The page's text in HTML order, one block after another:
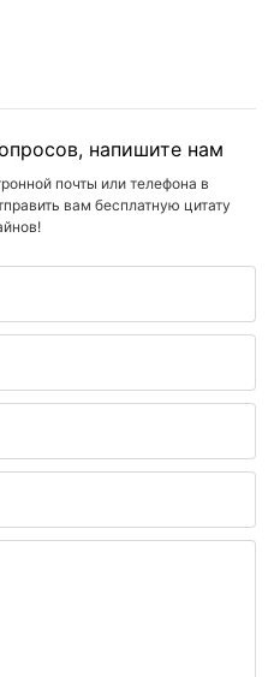
напишите нам
почты или телефона в
вам бесплатную цитату